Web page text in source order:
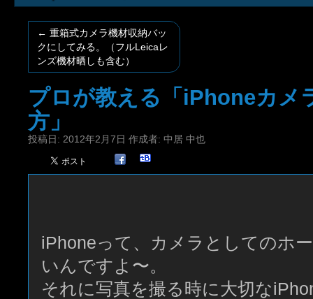
← 重箱式カメラ機材収納バッ
クにしてみる。（フルLeicaレ
ンズ機材晒しも含む）
プロが教える「iPhoneカメ
方」
投稿日: 2012年2月7日 作成者: 中居 中也
iPhoneって、カメラとしてのホ
いんですよ〜。
それに写真を撮る時に大切な